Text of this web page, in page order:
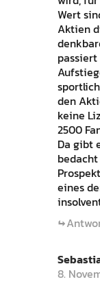
Wert
Aktien
den
keine
2500
Da gibt
eines
8.